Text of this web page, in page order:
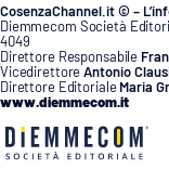
CosenzaChannel.it © –
Diemmecom Società
4049
Direttore Responsabile
VicedirettoreAntonio
Direttore Editoriale Maria
www.diemmecom.it